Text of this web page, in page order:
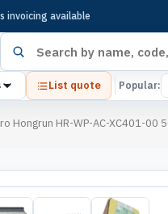
invoicing available
Search products
List quote Popular:
Hongrun HR-WP-AC-XC401-00